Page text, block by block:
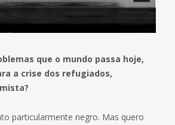
que o mundo passa hoje,
a crise dos refugiados,
particularmente negro. Mas quero